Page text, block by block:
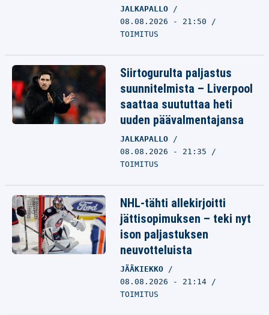
JALKAPALLO
08.08.2026 - 21:50
TOIMITUS
Siirtogurulta paljastus
suunnitelmista – Liverpool
saattaa suututtaa heti
uuden päävalmentajansa
JALKAPALLO
08.08.2026 - 21:35
TOIMITUS
NHL-tähti allekirjoitti
jättisopimuksen – teki nyt
ison paljastuksen
neuvotteluista
JÄÄKIEKKO
08.08.2026 - 21:14
TOIMITUS